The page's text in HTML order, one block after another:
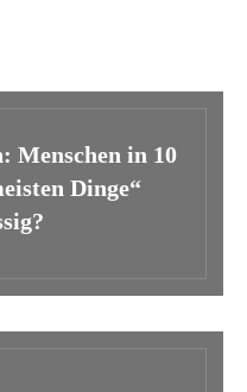
Menschen in 10
Dinge“